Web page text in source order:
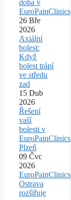
doba v
EuroPainClinics
26 Bře
2026
Axiální
bolest:
Když
bolest trápí
ve středu
zad
15 Dub
2026
Řešení
vaší
bolesti v
EuroPainClinics
Plzeň
09 Čvc
2026
EuroPainClinics
Ostrava
rozšiřuje